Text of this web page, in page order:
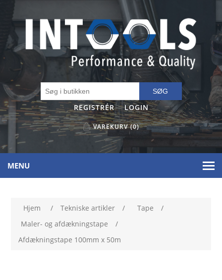
SØG
REGISTRÉR LOGIN
VAREKURV (0)
MENU
Hjem / Tekniske artikler / Tape
/
Maler- og afdækningstape
/
Afdækningstape 100mm x 50m